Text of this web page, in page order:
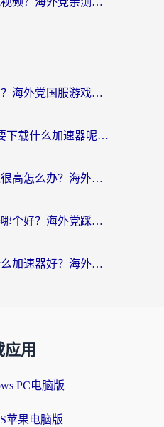
德国怎么玩最强祖师？海外党国服游戏加速器选择全攻略（附宝可梦Online实测）
在国外玩QQ飞车需要下载什么加速器呢？海外党亲测有效的国服游戏加速指南
雪糕工厂国外玩延迟很高怎么办？海外玩家国服游戏加速终极攻略（附实测推荐）
打江南百景图加速器哪个好？海外党踩坑N次后，终于找到不卡的秘诀
非洲玩装甲战争用什么加速器好？海外党亲测有效的国服游戏加速方案
应用
PC电脑版
苹果电脑版